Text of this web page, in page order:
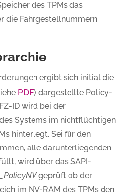
des TPMs das
die Fahrgestellnummern
ergibt sich initial die
PDF) dargestellte Policy-
ID wird bei der
Systems im nichtflüchtigen
hinterlegt. Sei für den
alle darunterliegenden
wird über das SAPI-
geprüft ob der
im NV-RAM des TPMs den